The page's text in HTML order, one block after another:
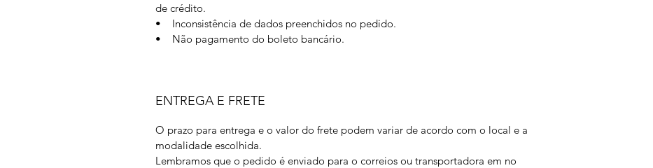
de crédito.
• Inconsistência de dados preenchidos no pedido.
• Não pagamento do boleto bancário.
ENTREGA E FRETE
O prazo para entrega e o valor do frete podem variar de acordo com o local e a
modalidade escolhida.
Lembramos que o pedido é enviado para o correios ou transportadora em no